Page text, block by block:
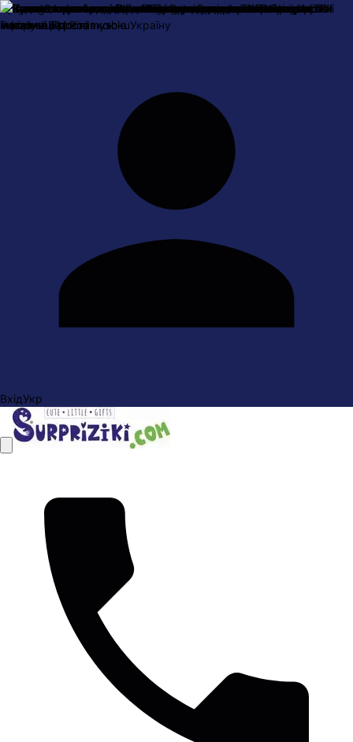
Про насОплата і доставкаОбмін та поверненняКонтактна
інформація
ВхідУкр